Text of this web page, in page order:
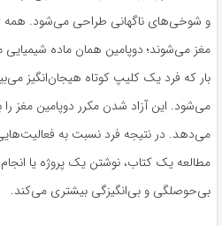
و شوخی‌های ناگهانی طراحی می‌شود. همه
مغز می‌شوند؛ دوپامین همان ماده
بار که فرد یک کلیپ کوتاه هیجان‌انگیز
می‌شود. این آزاد شدن مکرر دوپامین مغز
می‌دهد. در نتیجه فرد نسبت به
مطالعه یک کتاب، نوشتن یک پروژه یا
بی‌حوصلگی و بی‌انگیزگی بیشتری می‌کند.